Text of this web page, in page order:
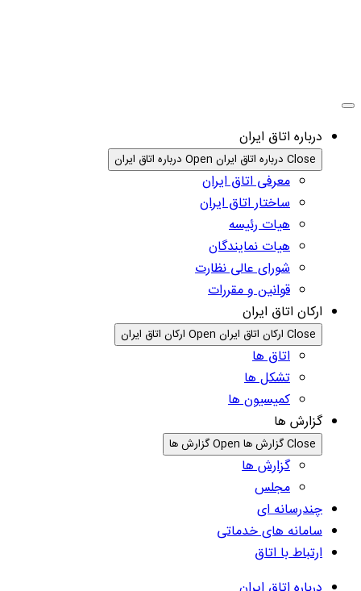
درباره اتاق ایران
Close درباره اتاق ایران Open درباره اتاق ایران
معرفی اتاق ایران
ساختار اتاق ایران
هیات رئیسه
هیات نمایندگان
شورای عالی نظارت
قوانین و مقررات
ارکان اتاق ایران
Close ارکان اتاق ایران Open ارکان اتاق ایران
اتاق ها
تشکل ها
کمیسیون ها
گزارش ها
Close گزارش ها Open گزارش ها
گزارش ها
مجلس
چندرسانه ای
سامانه های خدماتی
ارتباط با اتاق